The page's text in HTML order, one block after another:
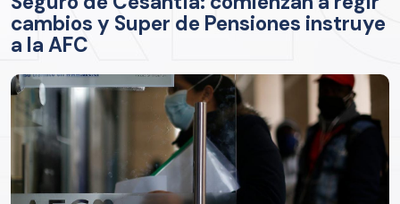
cambios y Super de Pensiones instruye
a la AFC